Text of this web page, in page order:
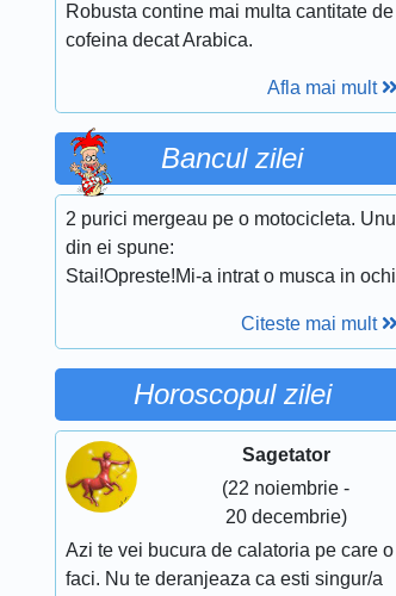
Robusta contine mai multa cantitate de
cofeina decat Arabica.
Afla mai mult
Bancul zilei
2 purici mergeau pe o motocicleta. Unu
din ei spune:
Stai!Opreste!Mi-a intrat o musca in ochi
Citeste mai mult
Horoscopul zilei
Sagetator
(22 noiembrie -
20 decembrie)
Azi te vei bucura de calatoria pe care o
faci. Nu te deranjeaza ca esti singur/a